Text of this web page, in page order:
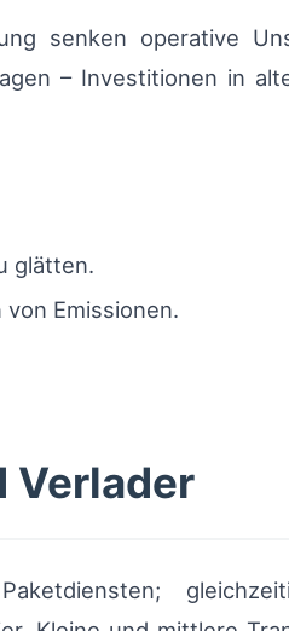
senken operative
– Investitionen in
glätten.
Emissionen.
Verlader